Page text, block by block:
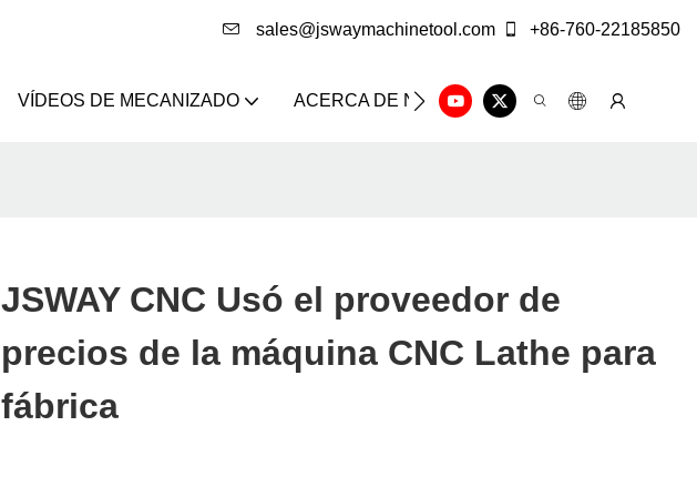
sales@jswaymachinetool.com +86-760-22185850
VÍDEOS DE MECANIZADO ACERCA DE NOSOTROS SOLUCIÓN
JSWAY CNC Usó el proveedor de
precios de la máquina CNC Lathe para
fábrica